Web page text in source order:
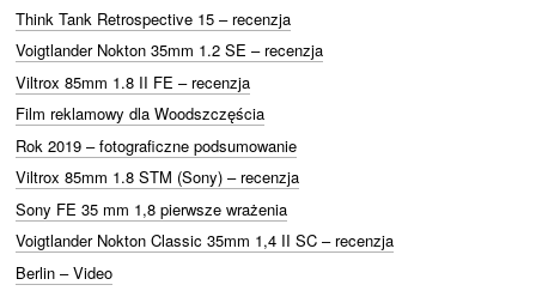
Think Tank Retrospective 15 – recenzja
Voigtlander Nokton 35mm 1.2 SE – recenzja
Viltrox 85mm 1.8 II FE – recenzja
Film reklamowy dla Woodszczęścia
Rok 2019 – fotograficzne podsumowanie
Viltrox 85mm 1.8 STM (Sony) – recenzja
Sony FE 35 mm 1,8 pierwsze wrażenia
Voigtlander Nokton Classic 35mm 1,4 II SC – recenzja
Berlin – Video